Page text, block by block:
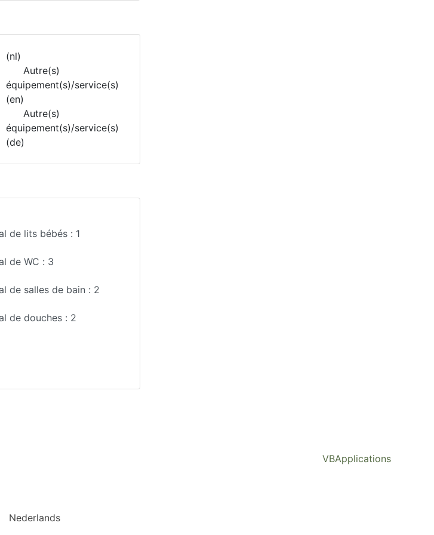
(nl)
Autre(s)
équipement(s)/service(s)
(en)
Autre(s)
équipement(s)/service(s)
(de)
Nombre total de lits bébés : 1
Nombre total de WC : 3
Nombre total de salles de bain : 2
Nombre total de douches : 2
VBApplications
Nederlands